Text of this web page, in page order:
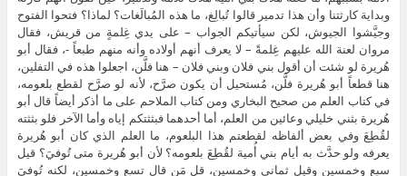
وبداية كارثتنا وأن هذا تدمير قالوا تُبالِغ، ما هذه المُبالَغات؟ لماذا؟ فتحوا الفتوح
وجيَّشوا الجيوش، لكن سيأتيكم الجواب – على يدي غِلمةٍ من قريش، فقال
مروان لعنة الله عليهم غِلمةً – لا يعرف أنهم أولاده وأنه منهم طبعاً -، فقال أبو
هُريرة لو شئت أن أقول بني فلان وبني فلان – هنا فلَّن، اجعلوا هذه في التفلين،
هنا قطعاً أبو هُريرة فلَّن، مُستحيل أن يكون صرَّح، لأنه لو صرَّح لقطع بلعومه،
في كتاب العلم من صحيح البخاري ومن كتاب الملاحم على ما أذكر أيضاً قال أبو
هُريرة بثني خليلي وعائين من العلم، أما أحدهما فبثثتكم إياه وأما الآخر فلو بثثته
لقُطِعَ وفي بعض ألفاظه لقطعتم هذا البلعوم، ما العلم الذي كان أبو هُريرة
يعرفه ولو حدَّث به أيام بني أُمية لقُطِعَ بلعومه؟ لأن أبو هُريرة متى تُوفيَ؟ قيل
سبع وخمسين وقيل ثماني وخمسين، قل مَن قال تسع وخمسين، لكنه تُوفيَ